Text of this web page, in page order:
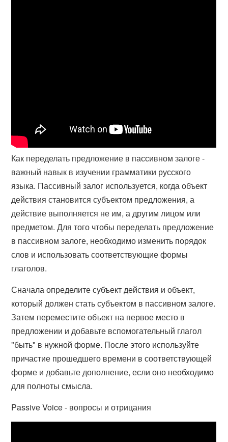
Как переделать предложение в пассивном залоге -
важный навык в изучении грамматики русского
языка. Пассивный залог используется, когда объект
действия становится субъектом предложения, а
действие выполняется не им, а другим лицом или
предметом. Для того чтобы переделать предложение
в пассивном залоге, необходимо изменить порядок
слов и использовать соответствующие формы
глаголов.
Сначала определите субъект действия и объект,
который должен стать субъектом в пассивном залоге.
Затем переместите объект на первое место в
предложении и добавьте вспомогательный глагол
"быть" в нужной форме. После этого используйте
причастие прошедшего времени в соответствующей
форме и добавьте дополнение, если оно необходимо
для полноты смысла.
Passive Voice - вопросы и отрицания